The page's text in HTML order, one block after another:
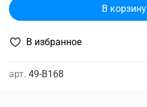
В избранное
арт. 49-B168
В корзину